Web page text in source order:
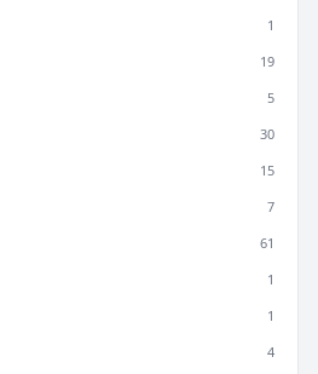
1
19
5
30
15
7
61
1
1
4